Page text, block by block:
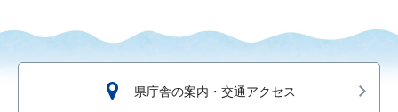
県庁舎の案内・交通アクセス